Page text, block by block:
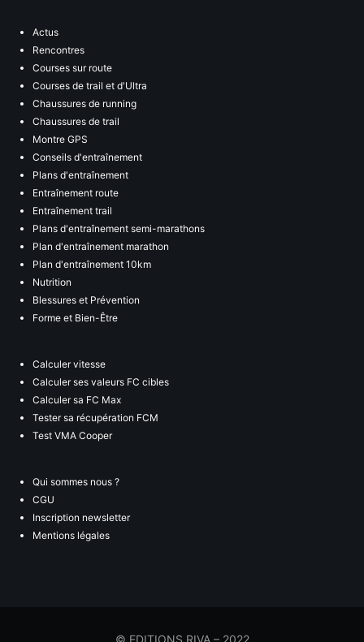
Actus
Rencontres
Courses sur route
Courses de trail et d'Ultra
Chaussures de running
Chaussures de trail
Montre GPS
Conseils d'entraînement
Plans d'entraînement
Entraînement route
Entraînement trail
Plans d'entraînement semi-marathons
Plan d'entraînement marathon
Plan d'entraînement 10km
Nutrition
Blessures et Prévention
Forme et Bien-Être
Calculer vitesse
Calculer ses valeurs FC cibles
Calculer sa FC Max
Tester sa récupération FCM
Test VMA Cooper
Qui sommes nous ?
CGU
Inscription newsletter
Mentions légales